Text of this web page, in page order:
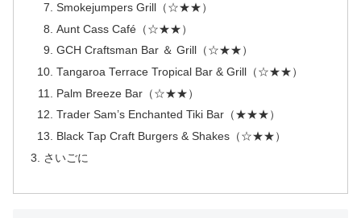
Smokejumpers Grill（☆★★）
Aunt Cass Café（☆★★）
GCH Craftsman Bar ＆ Grill（☆★★）
Tangaroa Terrace Tropical Bar & Grill（☆★★）
Palm Breeze Bar（☆★★）
Trader Sam’s Enchanted Tiki Bar（★★★）
Black Tap Craft Burgers & Shakes（☆★★）
さいごに